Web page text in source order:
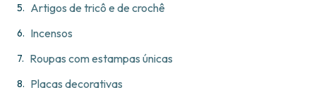
Artigos de tricô e de crochê
Incensos
Roupas com estampas únicas
Placas decorativas